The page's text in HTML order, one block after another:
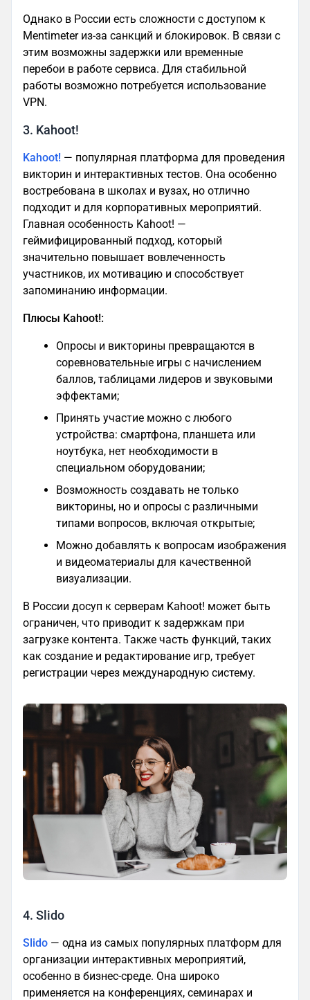
Однако в России есть сложности с доступом к
Mentimeter из-за санкций и блокировок. В связи с
этим возможны задержки или временные
перебои в работе сервиса. Для стабильной
работы возможно потребуется использование
VPN.
3. Kahoot!
Kahoot! — популярная платформа для проведения
викторин и интерактивных тестов. Она особенно
востребована в школах и вузах, но отлично
подходит и для корпоративных мероприятий.
Главная особенность Kahoot! —
геймифицированный подход, который
значительно повышает вовлеченность
участников, их мотивацию и способствует
запоминанию информации.
Плюсы Kahoot!:
Опросы и викторины превращаются в
соревновательные игры с начислением
баллов, таблицами лидеров и звуковыми
эффектами;
Принять участие можно с любого
устройства: смартфона, планшета или
ноутбука, нет необходимости в
специальном оборудовании;
Возможность создавать не только
викторины, но и опросы с различными
типами вопросов, включая открытые;
Можно добавлять к вопросам изображения
и видеоматериалы для качественной
визуализации.
В России досуп к серверам Kahoot! может быть
ограничен, что приводит к задержкам при
загрузке контента. Также часть функций, таких
как создание и редактирование игр, требует
регистрации через международную систему.
4. Slido
Slido — одна из самых популярных платформ для
организации интерактивных мероприятий,
особенно в бизнес-среде. Она широко
применяется на конференциях, семинарах и